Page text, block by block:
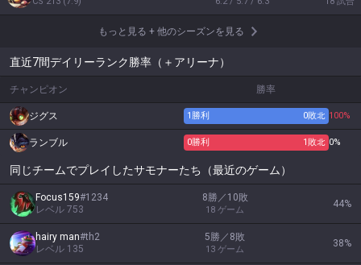
もっと見る + 他のシーズンを見る
直近7間デイリーランク勝率（＋アリーナ）
チャンピオン 勝率
ジグス 1 勝利 0敗北 100%
ランブル 0勝利 1敗北 0%
同じチームでプレイしたサモナーたち（最近のゲーム）
Focus159#1234
レベル 753
8勝／10敗
18 ゲーム
44%
hairy man#th2
レベル 135
5勝／8敗
13 ゲーム
38%